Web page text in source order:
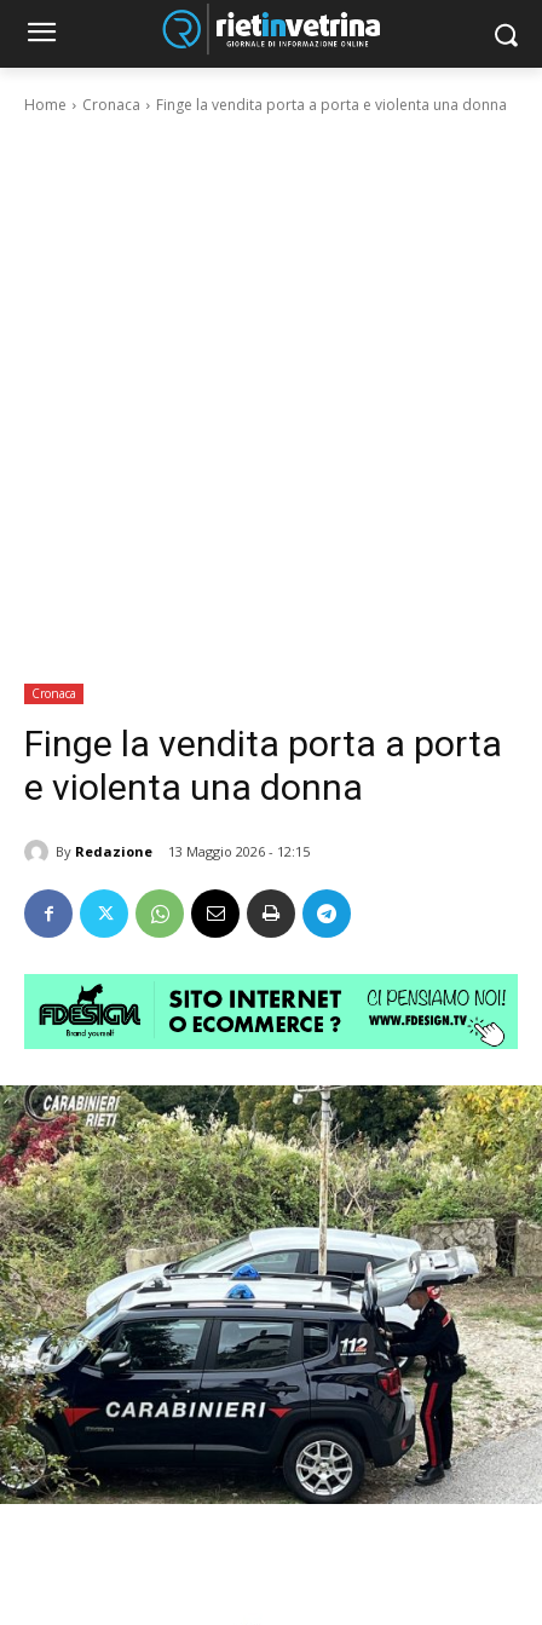
Home Cronaca Finge la vendita porta a porta e violenta una donna
Cronaca
Finge la vendita porta a porta
e violenta una donna
By Redazione 13 Maggio 2026 - 12:15